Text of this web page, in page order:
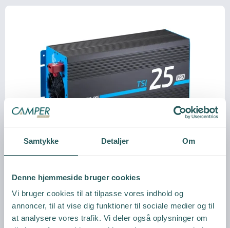
Samtykke Detaljer Om
Denne hjemmeside bruger cookies
Vi bruger cookies til at tilpasse vores indhold og
annoncer, til at vise dig funktioner til sociale medier og til
at analysere vores trafik. Vi deler også oplysninger om